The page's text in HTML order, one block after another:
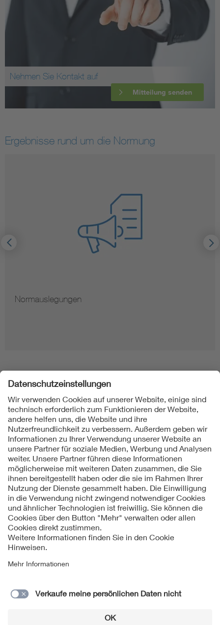
Nehmen Sie Kontakt auf
Mitteilung senden
Ergebnisse rund um die Normung
Normauslegungen
Folgen Sie uns
Kontakt
Impressum
Datenschutzinformationen
Cookie Hinweise
Compliance
Jahresarchiv
© 2026 VDE Verband der Elektrotechnik Elektronik